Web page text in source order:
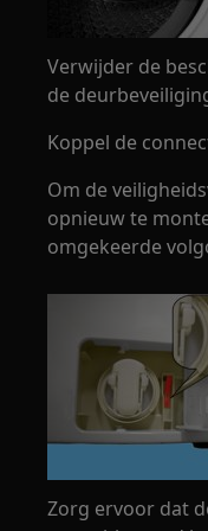
Verwijder de
de
Koppel de
Om de
opnieuw te
omgekeerde
Zorg ervoor dat